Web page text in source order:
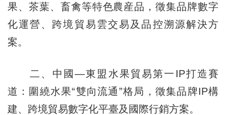
果、茶葉、畜禽等特色農産品，徵集品牌數字
化運營、跨境貿易雲交易及品控溯源解決方
案。
二、中國—東盟水果貿易第一IP打造賽
道：圍繞水果“雙向流通”格局，徵集品牌IP構
建、跨境貿易數字化平臺及國際行銷方案。